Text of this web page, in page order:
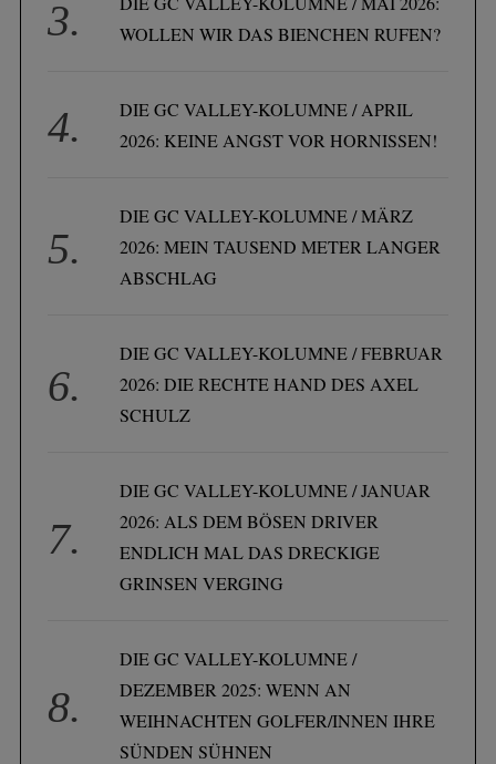
WOLLEN WIR DAS BIENCHEN RUFEN?
DIE GC VALLEY-KOLUMNE / APRIL
2026: KEINE ANGST VOR HORNISSEN!
DIE GC VALLEY-KOLUMNE / MÄRZ
2026: MEIN TAUSEND METER LANGER
ABSCHLAG
DIE GC VALLEY-KOLUMNE / FEBRUAR
2026: DIE RECHTE HAND DES AXEL
SCHULZ
DIE GC VALLEY-KOLUMNE / JANUAR
2026: ALS DEM BÖSEN DRIVER
ENDLICH MAL DAS DRECKIGE
GRINSEN VERGING
DIE GC VALLEY-KOLUMNE /
DEZEMBER 2025: WENN AN
WEIHNACHTEN GOLFER/INNEN IHRE
SÜNDEN SÜHNEN